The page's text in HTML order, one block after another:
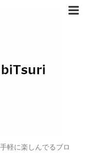
軽に楽しんでるブロ